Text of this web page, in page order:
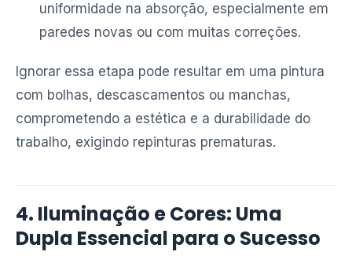
uniformidade na absorção, especialmente em
paredes novas ou com muitas correções.
Ignorar essa etapa pode resultar em uma pintura
com bolhas, descascamentos ou manchas,
comprometendo a estética e a durabilidade do
trabalho, exigindo repinturas prematuras.
4. Iluminação e Cores: Uma
Dupla Essencial para o Sucesso